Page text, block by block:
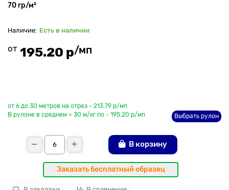
70 гр/м²
Есть в наличии
от 195.20 р/мп
от 6 до 30 метров на отрез - 213.79 р/мп
В рулоне в среднем = 30 м/кг по - 195.20 р/мп
Выбрать рулон
В корзину
Заказать бесплатный образец